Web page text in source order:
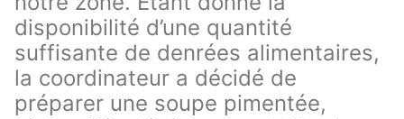
disponibilité d’une quantité
suffisante de denrées alimentaires,
la coordinateur a décidé de
préparer une soupe pimentée,